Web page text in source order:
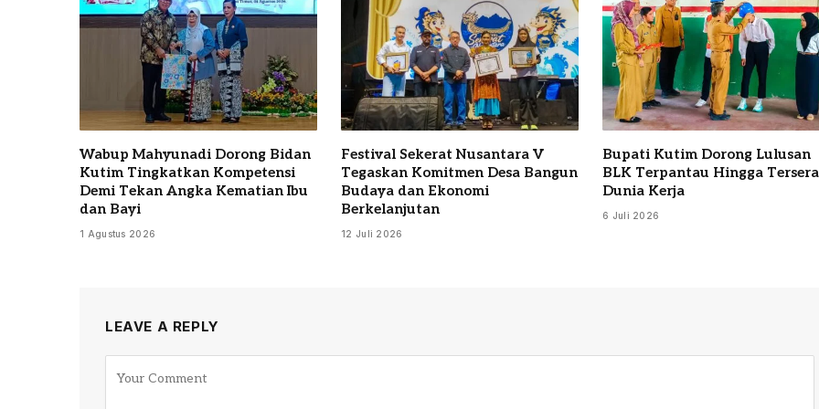
Wabup Mahyunadi Dorong Bidan
Kutim Tingkatkan Kompetensi
Demi Tekan Angka Kematian Ibu
dan Bayi
1 Agustus 2026
Festival Sekerat Nusantara V
Tegaskan Komitmen Desa Bangun
Budaya dan Ekonomi
Berkelanjutan
12 Juli 2026
Bupati Kutim Dorong Lulusan
BLK Terpantau Hingga
Dunia Kerja
6 Juli 2026
LEAVE A REPLY